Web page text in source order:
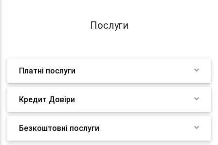
Послуги
Платні послуги
Кредит Довіри
Безкоштовні послуги